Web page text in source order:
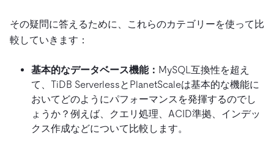
その疑問に答えるために、これらのカテゴリーを使って比
較していきます：
基本的なデータベース機能： MySQL互換性を超え
て、TiDB ServerlessとPlanetScaleは基本的な機能に
おいてどのようにパフォーマンスを発揮するのでし
ょうか？例えば、クエリ処理、ACID準拠、インデッ
クス作成などについて比較します。